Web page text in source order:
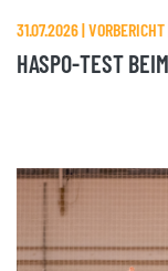
31.07.2026 |
HASPO-TEST